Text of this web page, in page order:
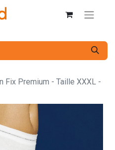
Fix Premium - Taille XXXL -